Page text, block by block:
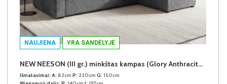
NAUJIENA YRA SANDĖLYJE
NEW NEESON (III gr.) minkštas kampas (Glory Anthracite-18)
Išmatavimai: A: 82cm P: 230cm G: 150cm